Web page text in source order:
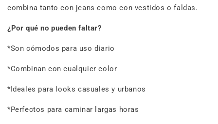
combina tanto con jeans como con vestidos o faldas.
¿Por qué no pueden faltar?
*Son cómodos para uso diario
*Combinan con cualquier color
*Ideales para looks casuales y urbanos
*Perfectos para caminar largas horas